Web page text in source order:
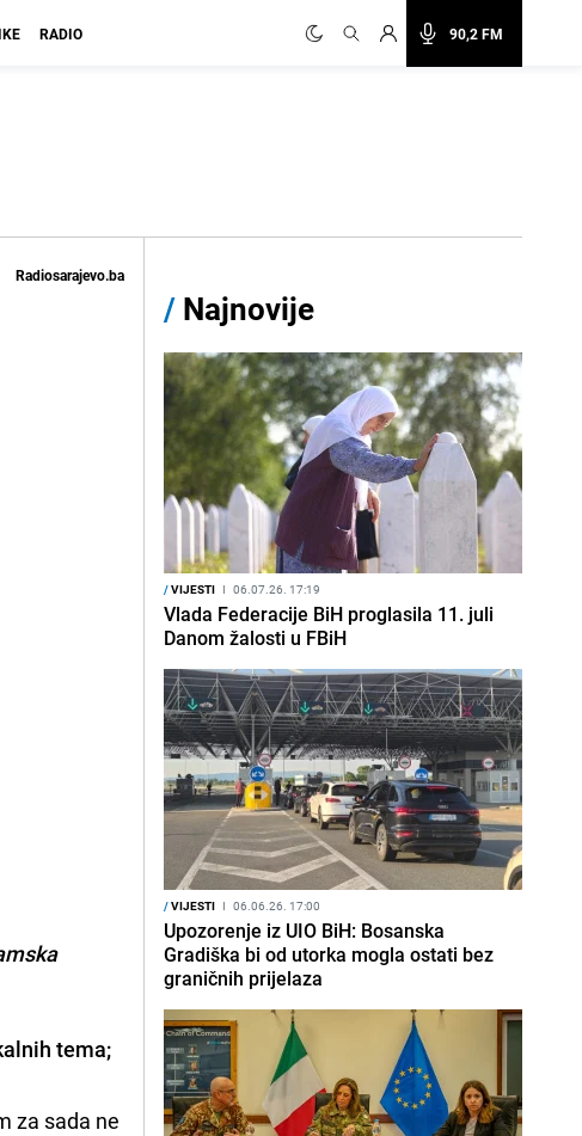
90,2 FM
RADIO
Radiosarajevo.ba
tema;
za sada ne
/ Najnovije
/VIJESTI I 06.07.26. 17:19
Vlada Federacije BiH proglasila 11. juli
Danom žalosti u FBiH
/VIJESTI I 06.06.26. 17:00
Upozorenje iz UIO BiH: Bosanska
Gradiška bi od utorka mogla ostati bez
graničnih prijelaza